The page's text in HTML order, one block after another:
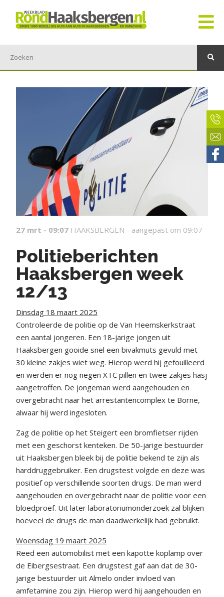
27 mrt - 09:07 HAAKSBERGEN - aangepast om 09:07
Politieberichten
Haaksbergen week
12/13
Dinsdag 18 maart 2025
Controleerde de politie op de Van Heemskerkstraat
een aantal jongeren. Een 18-jarige jongen uit
Haaksbergen gooide snel een bivakmuts gevuld met
30 kleine zakjes wiet weg. Hierop werd hij gefouilleerd
en werden er nog negen XTC pillen en twee zakjes hasj
aangetroffen. De jongeman werd aangehouden en
overgebracht naar het arrestantencomplex te Borne,
alwaar hij werd ingesloten.
Zag de politie op het Steigert een bromfietser rijden
met een geschorst kenteken. De 50-jarige bestuurder
uit Haaksbergen bleek bij de politie bekend te zijn als
harddruggebruiker. Een drugstest volgde en deze was
positief op verschillende soorten drugs. De man werd
aangehouden en overgebracht naar de politie voor een
bloedproef. Uit later laboratoriumonderzoek zal blijken
hoeveel de drugs de man daadwerkelijk had gebruikt.
Woensdag 19 maart 2025
Reed een automobilist met een kapotte koplamp over
de Eibergsestraat. Een drugstest gaf aan dat de 30-
jarige bestuurder uit Almelo onder invloed van
amfetamine zou zijn. Hierop werd hij aangehouden en